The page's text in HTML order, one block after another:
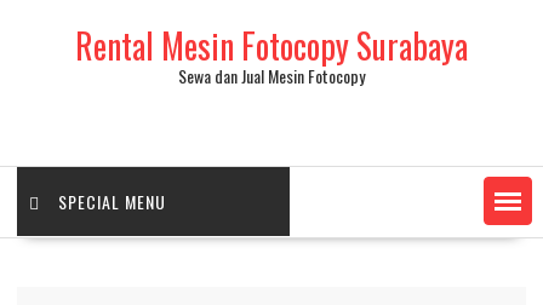
Rental Mesin Fotocopy Surabaya
Sewa dan Jual Mesin Fotocopy
SPECIAL MENU